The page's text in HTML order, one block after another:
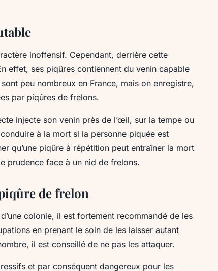
inoffensif. Cependant, derrière cette
effet, ses piqûres contiennent du venin capable
peu nombreux en France, mais on enregistre,
par piqûres de frelons.
injecte son venin près de l’œil, sur la tempe ou
à la mort si la personne piquée est
qu’une piqûre à répétition peut entraîner la mort
prudence face à un nid de frelons.
de frelon
colonie, il est fortement recommandé de les
en prenant le soin de les laisser autant
il est conseillé de ne pas les attaquer.
et par conséquent dangereux pour les